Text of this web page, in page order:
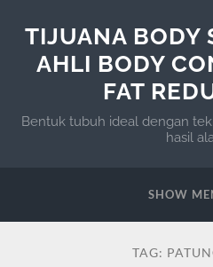
TIJUANA BODY
AHLI BODY
FAT
Bentuk tubuh ideal dengan
hasil
SHOW
TAG: